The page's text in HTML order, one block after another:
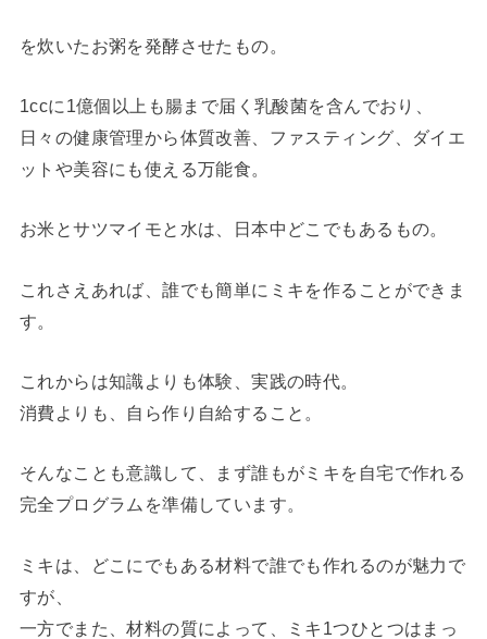
を炊いたお粥を発酵させたもの。
1ccに1億個以上も腸まで届く乳酸菌を含んでおり、
日々の健康管理から体質改善、ファスティング、ダイエ
ットや美容にも使える万能食。
お米とサツマイモと水は、日本中どこでもあるもの。
これさえあれば、誰でも簡単にミキを作ることができま
す。
これからは知識よりも体験、実践の時代。
消費よりも、自ら作り自給すること。
そんなことも意識して、まず誰もがミキを自宅で作れる
完全プログラムを準備しています。
ミキは、どこにでもある材料で誰でも作れるのが魅力で
すが、
一方でまた、材料の質によって、ミキ1つひとつはまっ